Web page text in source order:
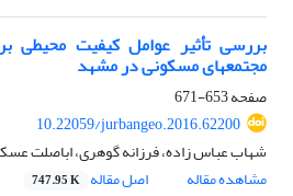
بررسی تأثیر عوامل کیفیت محیطی
مجتمع‎های مسکونی در مشهد
صفحه653-671
10.22059/jurbangeo.2016.62200
شهاب عباس زاده، فرزانه گوهری، اباصلت
مشاهده مقاله
اصل مقاله 747.95 K